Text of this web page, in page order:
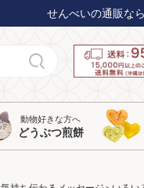
せんべいの通販な
動物好きな方へ
どうぶつ煎餅